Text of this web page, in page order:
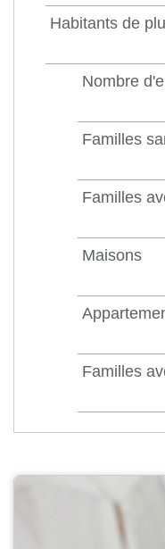
Habitants de
Nombre
Familles
Familles
Maisons
Familles